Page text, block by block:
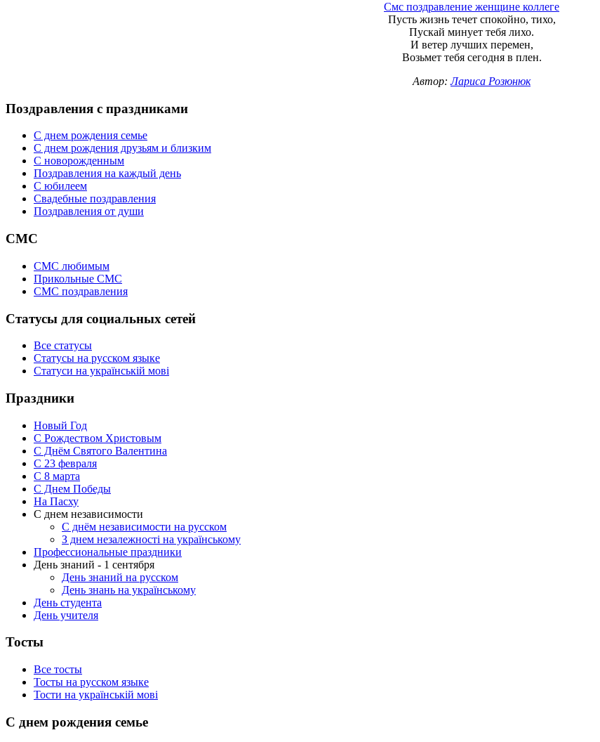
Смс поздравление женщине коллеге
Пусть жизнь течет спокойно, тихо,
Пускай минует тебя лихо.
И ветер лучших перемен,
Возьмет тебя сегодня в плен.
Автор:Лариса Розюнюк
Поздравления с праздниками
С днем рождения семье
С днем рождения друзьям и близким
C новорожденным
Поздравления на каждый день
С юбилеем
Свадебные поздравления
Поздравления от души
СМС
СМС любимым
Прикольные СМС
СМС поздравления
Статусы для социальных сетей
Все статусы
Статусы на русском языке
Статуси на українській мові
Праздники
Новый Год
С Рождеством Христовым
С Днём Святого Валентина
С 23 февраля
C 8 марта
С Днем Победы
На Пасху
С днем независимости
С днём независимости на русском
З днем незалежності на українському
Профессиональные праздники
День знаний - 1 сентября
День знаний на русском
День знань на українському
День студента
День учителя
Тосты
Все тосты
Тосты на русском языке
Тости на українській мові
С днем рождения семье